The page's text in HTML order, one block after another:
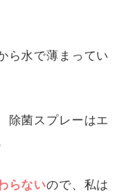
ら水で薄まってい
除菌スプレーはエ
らないので、私は